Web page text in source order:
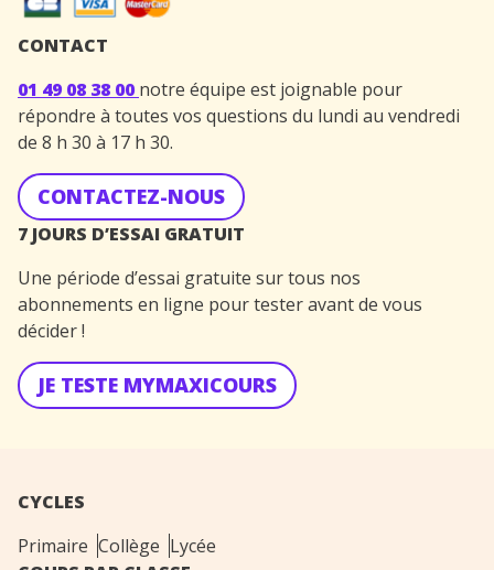
CONTACT
01 49 08 38 00 notre équipe est joignable pour
répondre à toutes vos questions du lundi au vendredi
de 8 h 30 à 17 h 30.
CONTACTEZ-NOUS
7 JOURS D’ESSAI GRATUIT
Une période d’essai gratuite sur tous nos
abonnements en ligne pour tester avant de vous
décider !
JE TESTE MYMAXICOURS
CYCLES
Primaire Collège Lycée